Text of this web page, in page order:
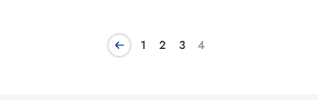
1 2 3 4